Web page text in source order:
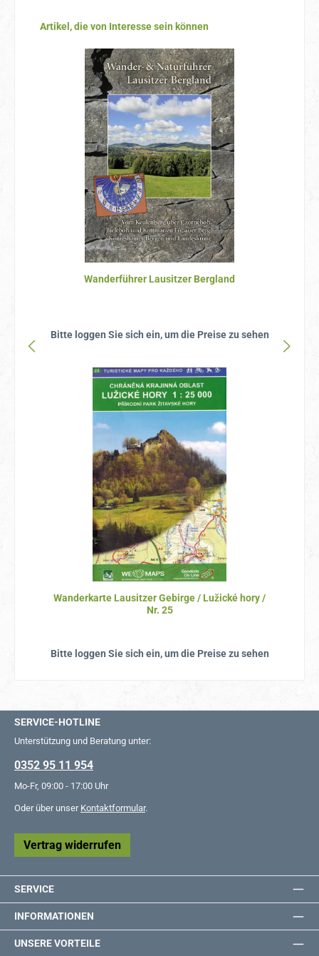
Produktgalerie überspringen
Artikel, die von Interesse sein können
Wanderführer Lausitzer Bergland
Bitte loggen Sie sich ein, um die Preise zu sehen
Wanderkarte Lausitzer Gebirge / Lužické hory /
Nr. 25
Bitte loggen Sie sich ein, um die Preise zu sehen
SERVICE-HOTLINE
Unterstützung und Beratung unter:
0352 95 11 954
Mo-Fr, 09:00 - 17:00 Uhr
Oder über unser Kontaktformular.
Vertrag widerrufen
SERVICE
INFORMATIONEN
UNSERE VORTEILE